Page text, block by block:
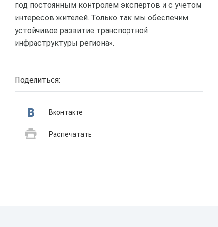
под постоянным контролем экспертов и с учетом
интересов жителей. Только так мы обеспечим
устойчивое развитие транспортной
инфраструктуры региона».
Поделиться:
Вконтакте
Распечатать